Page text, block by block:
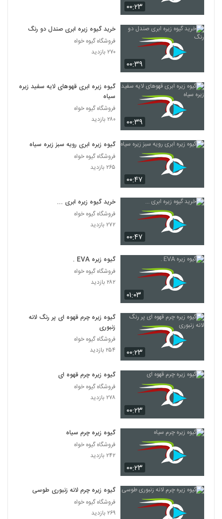
۰۰:۲۳
۰۰:۳۹
خرید گیوه زیره ابری صندل دو رنگ
فروشگاه گیوه خواه
۲۷۰ بازدید
۰۰:۳۹
گیوه زیره ابری قهوهای لایه سفید زیره
سیاه
فروشگاه گیوه خواه
۲۸۰ بازدید
۰۰:۴۷
گیوه زیره ابری رویه سبز زیره سیاه
فروشگاه گیوه خواه
۲۶۵ بازدید
۰۰:۴۷
خرید گیوه زیره ابری ...
فروشگاه گیوه خواه
۲۷۲ بازدید
۰۱:۰۳
گیوه زیره EVA .
فروشگاه گیوه خواه
۲۸۲ بازدید
۰۰:۲۳
گیوه زیره چرم قهوه ای پر رنگ لانه
زنبوری
فروشگاه گیوه خواه
۲۵۴ بازدید
۰۰:۲۳
گیوه زیره چرم قهوه ای
فروشگاه گیوه خواه
۲۷۸ بازدید
۰۰:۲۳
گیوه زیره چرم سیاه
فروشگاه گیوه خواه
۲۴۲ بازدید
گیوه زیره چرم لانه زنبوری طوسی
فروشگاه گیوه خواه
۲۶۹ بازدید